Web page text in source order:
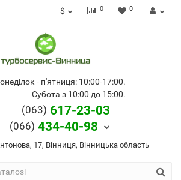
$ 0 0
- п'ятниця: 10:00-17:00.
Субота з 10:00 до 15:00.
(063) 617-23-03
(066) 434-40-98
17, Вінниця, Вінницька область